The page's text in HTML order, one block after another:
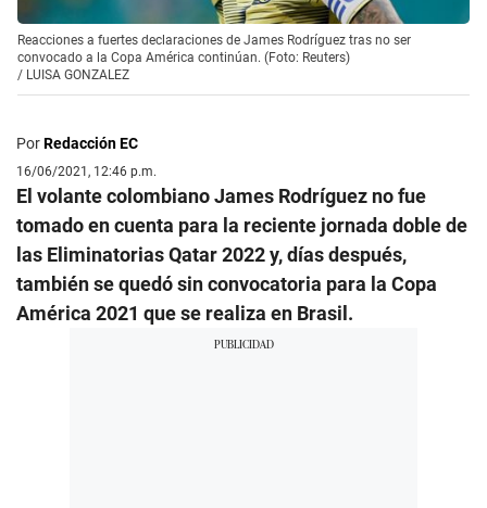
Reacciones a fuertes declaraciones de James Rodríguez tras no ser
convocado a la Copa América continúan. (Foto: Reuters)
/ LUISA GONZALEZ
PorRedacción EC
16/06/2021, 12:46 p.m.
El volante colombiano James Rodríguez no fue
tomado en cuenta para la reciente jornada doble de
las Eliminatorias Qatar 2022 y, días después,
también se quedó sin convocatoria para la Copa
América 2021 que se realiza en Brasil.